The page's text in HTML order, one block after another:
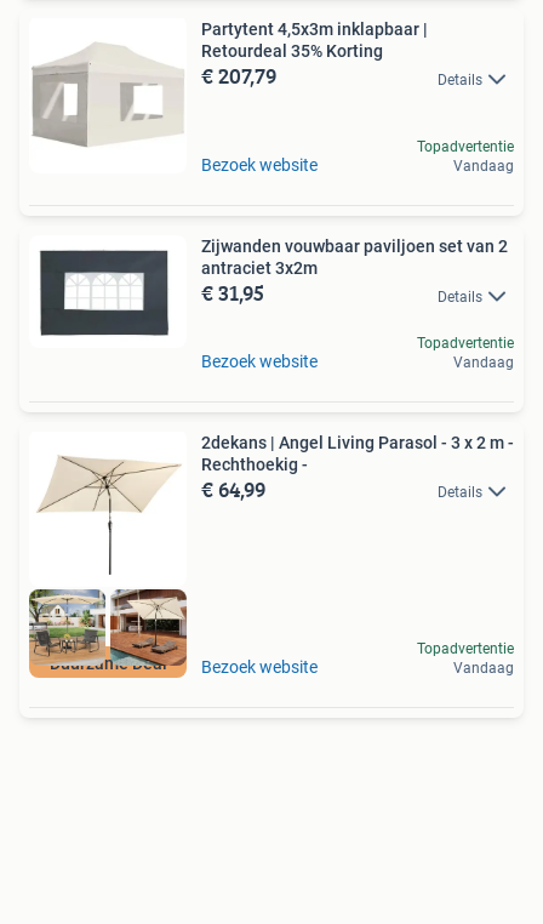
Partytent 4,5x3m inklapbaar |
Retourdeal 35% Korting
€ 207,79 Details
Bezoek website
Topadvertentie
Vandaag
Zijwanden vouwbaar paviljoen set van 2
antraciet 3x2m
€ 31,95 Details
Bezoek website
Topadvertentie
Vandaag
Duurzame Deal
2dekans | Angel Living Parasol - 3 x 2 m -
Rechthoekig -
€ 64,99 Details
Bezoek website
Topadvertentie
Vandaag